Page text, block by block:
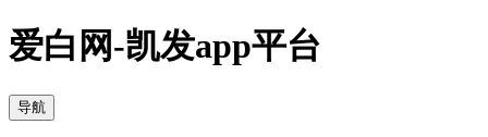
爱白网-凯发app平台
导航